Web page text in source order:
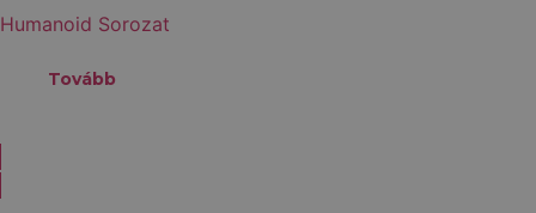
Humanoid Sorozat
Tovább